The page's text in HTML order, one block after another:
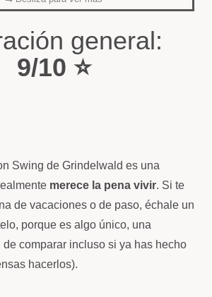
general:
9/10 ⭐
Swing de Grindelwald es una
merece la pena vivir. Si te
de vacaciones o de paso, échale un
porque es algo único, una
comparar incluso si ya has hecho
hacerlos).